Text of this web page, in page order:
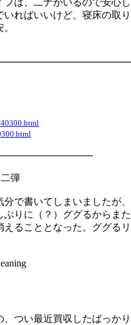
ればいいけど、寝床の取り
弾
で書いてしまいましたが、
りに（？）ググるからまた
ることとなった。ググるリ
、つい最近買収したばっかり